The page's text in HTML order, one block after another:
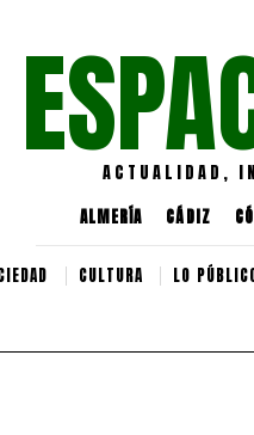
ACTUALIDAD,
ALMERÍA CÁDIZ
CULTURA LO